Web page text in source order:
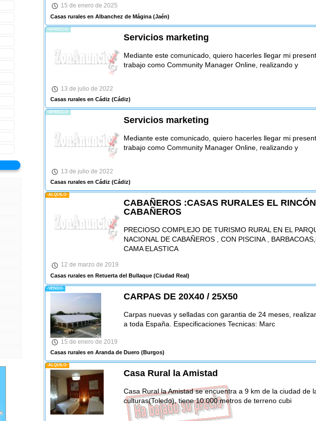
15 de enero de 2025
Casas rurales en Albanchez de Mágina(Jaén)
-OFREZCO-
Servicios marketing
Mediante este comunicado, quiero hacerles llegar mi
trabajo como Community Manager Online, realizando y
13 de julio de 2022
Casas rurales en Cádiz (Cádiz)
-OFREZCO-
Servicios marketing
Mediante este comunicado, quiero hacerles llegar mi
trabajo como Community Manager Online, realizando y
13 de julio de 2022
Casas rurales en Cádiz (Cádiz)
-ALQUILO-
CABAÑEROS :CASAS RURALES EL
CABAÑEROS
PRECIOSO COMPLEJO DE TURISMO RURAL EN EL
NACIONAL DE CABAÑEROS , CON PISCINA ,
CAMA ELASTICA
12 de marzo de 2019
Casas rurales en Retuerta del Bullaque(Ciudad Real)
-VENDO-
CARPAS DE 20X40 / 25X50
Carpas nuevas y selladas con garantia de 24 meses,
a toda España. Especificaciones Tecnicas: Marc
15 de enero de 2019
Casas rurales en Aranda de Duero(Burgos)
-ALQUILO-
Casa Rural la Amistad
Casa Rural la Amistad se encuentra a 9 km de la ciudad de
culturas(Toledo), tiene 10.000 metros de terreno cubi